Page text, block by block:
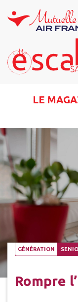
LE
GÉNÉRATION
Rompre